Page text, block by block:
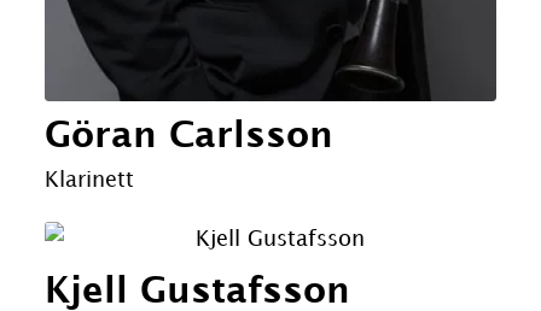
Göran Carlsson
Klarinett
Kjell Gustafsson